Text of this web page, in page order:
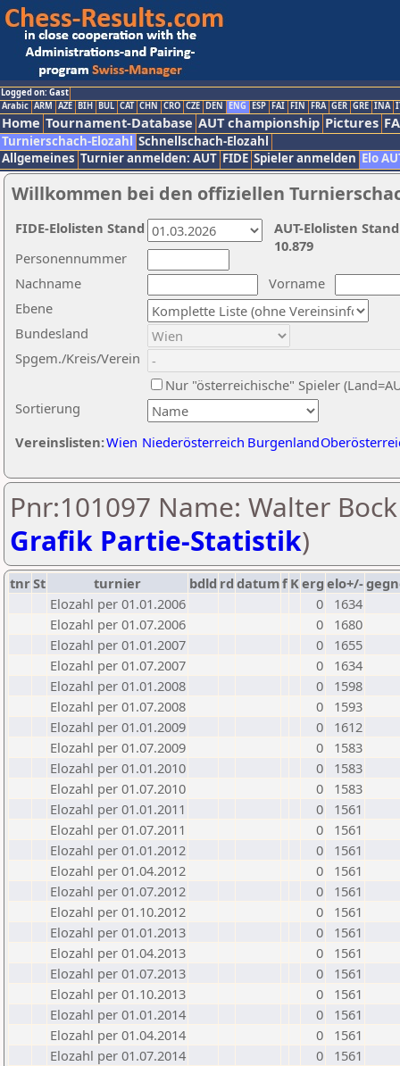
Logged on: Gast
Arabic ARM AZE BIH BUL CAT CHN CRO CZE DEN ENG ESP FAI FIN FRA GER GRE INA
Home Tournament-Database AUT championship Pictures
Turnierschach-Elozahl Schnellschach-Elozahl
Allgemeines Turnier anmelden: AUT FIDE Spieler anmelden Elo
Willkommen bei den offiziellen
Nachname
Vorname
Ebene
Sortierung
Personennummer
Bundesland
Spgem./Kreis/Verein
Nur "österreichische" Spieler
Vereinslisten:Wien Niederösterreich Burgenland
AUT-Elolisten
10.879
FIDE-Elolisten Stand
Pnr:101097 Name: Walter
Grafik Partie-Statistik)
tnrSt turnier bdld rd datumf Kerg elo+/-
Elozahl per 01.01.2006
0
1634
Elozahl per 01.07.2006
0
1680
Elozahl per 01.01.2007
0
1655
Elozahl per 01.07.2007
0
1634
Elozahl per 01.01.2008
0
1598
Elozahl per 01.07.2008
0
1593
Elozahl per 01.01.2009
0
1612
Elozahl per 01.07.2009
0
1583
Elozahl per 01.01.2010
0
1583
Elozahl per 01.07.2010
0
1583
Elozahl per 01.01.2011
0
1561
Elozahl per 01.07.2011
0
1561
Elozahl per 01.01.2012
0
1561
Elozahl per 01.04.2012
0
1561
Elozahl per 01.07.2012
0
1561
Elozahl per 01.10.2012
0
1561
Elozahl per 01.01.2013
0
1561
Elozahl per 01.04.2013
0
1561
Elozahl per 01.07.2013
0
1561
Elozahl per 01.10.2013
0
1561
Elozahl per 01.01.2014
0
1561
Elozahl per 01.04.2014
0
1561
Elozahl per 01.07.2014
0
1561